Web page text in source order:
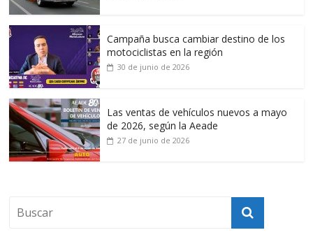
Campaña busca cambiar destino de los
motociclistas en la región
30 de junio de 2026
Las ventas de vehículos nuevos a mayo
de 2026, según la Aeade
27 de junio de 2026